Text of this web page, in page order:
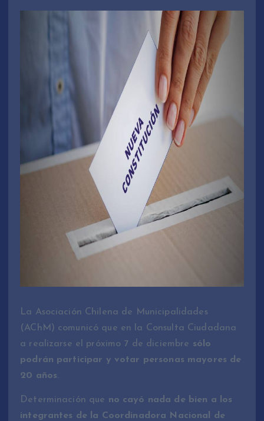
La Asociación Chilena de Municipalidades
(AChM) comunicó que en la Consulta Ciudadana
a realizarse el próximo 7 de diciembre sólo
podrán participar y votar personas mayores de
20 años.
Determinación que no cayó nada de bien a los
integrantes de la Coordinadora Nacional de